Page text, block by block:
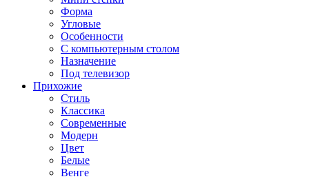
Форма
Угловые
Особенности
С компьютерным столом
Назначение
Под телевизор
Прихожие
Стиль
Классика
Современные
Модерн
Цвет
Белые
Венге